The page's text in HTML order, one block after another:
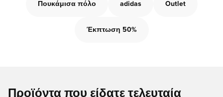
Πουκάμισα πόλο adidas Outlet
Έκπτωση 50%
Προϊόντα που είδατε τελευταία